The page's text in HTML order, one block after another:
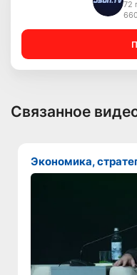
72
Связанное
Экономика,